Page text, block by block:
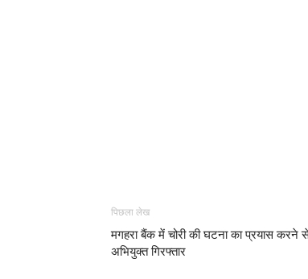
पिछला लेख
मगहरा बैंक में चोरी की घटना का प्रयास करने
अभियुक्त गिरफ्तार